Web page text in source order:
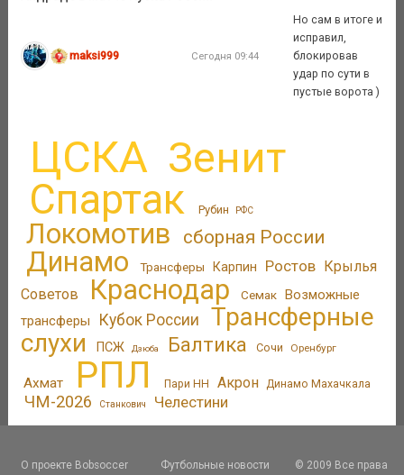
maksi999 Сегодня 09:44
Но сам в итоге и
исправил,
блокировав
удар по сути в
пустые ворота )
ЦСКА Зенит
Спартак Рубин РФС
Локомотив сборная России
Динамо Трансферы Карпин Ростов Крылья
Советов
Краснодар Семак Возможные
трансферы
Кубок России
Трансферные
слухи
ПСЖ Дзюба Балтика Сочи Оренбург
Ахмат РПЛ Пари НН Акрон Динамо Махачкала
ЧМ-2026 Станкович Челестини
О проекте Bobsoccer
Футбольные новости
© 2009 Все права